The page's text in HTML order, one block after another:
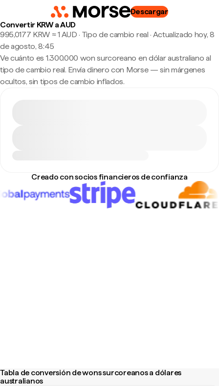
Descargar
Convertir KRW a AUD
995,0177 KRW ≈ 1 AUD · Tipo de cambio real · Actualizado hoy, 8
de agosto, 8:45
Ve cuánto es 1.300.000 won surcoreano en dólar australiano al
tipo de cambio real. Envía dinero con Morse — sin márgenes
ocultos, sin tipos de cambio inflados.
Creado con socios financieros de confianza
Tabla de conversión de wons surcoreanos a dólares
australianos